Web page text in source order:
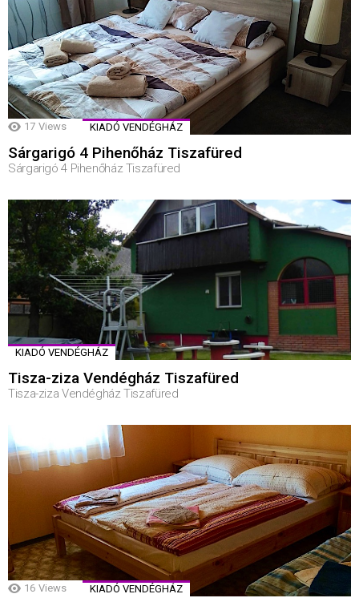
17 Views KIADÓ VENDÉGHÁZ
Sárgarigó 4 Pihenőház Tiszafüred
Sárgarigó 4 Pihenőház Tiszafüred
KIADÓ VENDÉGHÁZ
Tisza-ziza Vendégház Tiszafüred
Tisza-ziza Vendégház Tiszafüred
16 Views KIADÓ VENDÉGHÁZ